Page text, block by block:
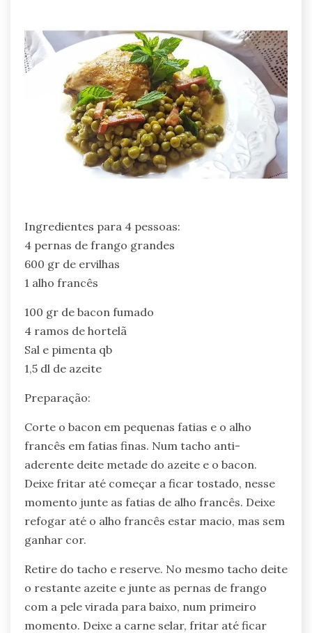
Ingredientes para 4 pessoas:
4 pernas de frango grandes
600 gr de ervilhas
1 alho francês
100 gr de bacon fumado
4 ramos de hortelã
Sal e pimenta qb
1,5 dl de azeite
Preparação:
Corte o bacon em pequenas fatias e o alho
francês em fatias finas. Num tacho anti-
aderente deite metade do azeite e o bacon.
Deixe fritar até começar a ficar tostado, nesse
momento junte as fatias de alho francês. Deixe
refogar até o alho francês estar macio, mas sem
ganhar cor.
Retire do tacho e reserve. No mesmo tacho deite
o restante azeite e junte as pernas de frango
com a pele virada para baixo, num primeiro
momento. Deixe a carne selar, fritar até ficar